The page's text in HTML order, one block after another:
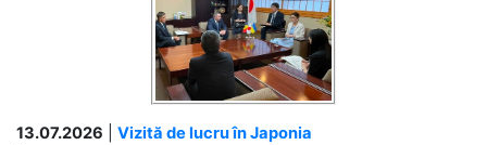
13.07.2026
Vizită de lucru în Japonia